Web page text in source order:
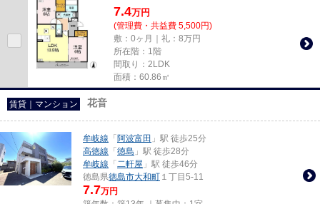
7.4万円
(管理費・共益費 5,500円)
敷：0ヶ月｜礼：8万円
所在階：1階
間取り：2LDK
面積：60.86㎡
賃貸｜マンション 花音
牟岐線 「 阿波富田 」駅 徒歩25分
高徳線 「 徳島 」駅 徒歩28分
牟岐線 「 二軒屋 」駅 徒歩46分
徳島県徳島市大和町 １丁目5-11
7.7万円